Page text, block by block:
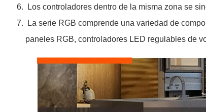
Los controladores dentro de la misma zona se
La serie RGB comprende una variedad de
paneles RGB, controladores LED regulables de